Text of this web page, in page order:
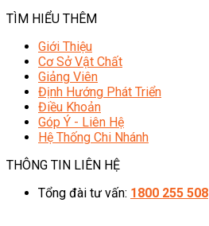
TÌM HIỂU THÊM
Giới Thiệu
Cơ Sở Vật Chất
Giảng Viên
Định Hướng Phát Triển
Điều Khoản
Góp Ý - Liên Hệ
Hệ Thống Chi Nhánh
THÔNG TIN LIÊN HỆ
Tổng đài tư vấn: 1800 255 508